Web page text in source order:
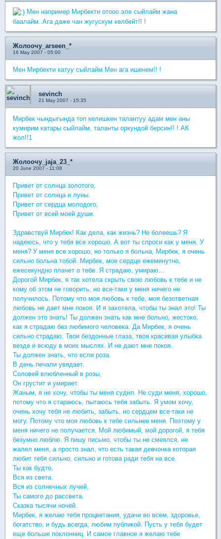
Мен например Мирбекти отооо эле сыйлайм жана
баалайм..Ага даже чан жугускум келбейт!! !
Жолоочу_arseen_*
16 May 2007 - 05:00
Мен Мирбекти катуу сыйлайм.Мен ага ишенем!! !
sevinch
21 May 2007 - 15:35
Мирбек чындыгында топ келишкен талантуу адам мен аны
кумирим катары сыйлайм, таланты оркундой берсин!! ! АК
жол!!1
Жолоочу_jaja_23_*
20 June 2007 - 11:08
Привет от солнца золотого,
Привет от солнца и луны.
Привет от сердца молодого,
Привет от всей моей души.
Здравствуй Мирбек! Как дела, как жизнь? Не болеешь? Я
надеюсь, что у тебя все хорошо. А вот ты спроси как у меня. У
меня? У меня все хорошо, но только я больна, Мирбек, я очень
сильно больна тобой. Мирбек, мое сердце ежеминутно,
ежесекундно плачет о тебе. Я страдаю, умираю…
Дорогой Мирбек, я так хотела скрыть свою любовь к тебе и не
кому об этом не говорить, но все-таки у меня ничего не
получилось. Потому что моя любовь к тебе, моя безответная
любовь не дает мне покоя. И я захотела, чтобы ты знал это! Ты
должен это знать! Ты должен знать как мне больно, жестоко,
как я страдаю без любимого человека. Да Мирбек, я очень
сильно страдаю. Твои бездонные глаза, твоя красивая улыбка
везде и всюду в моих мыслях. И не дают мне покоя.
Ты должен знать, что если роза.
В день печали увядает.
Соловей влюбленный в розы,
Он грустит и умирает.
Жаным, я не хочу, чтобы ты меня судил. Не суди меня, хорошо,
потому что я стараюсь, пытаюсь тебя забыть. Я умом хочу,
очень хочу тебя не любить, забыть, но сердцем все-таки не
могу. Потому что моя любовь к тебе сильнее меня. Поэтому у
меня ничего не получается. Мой любимый, мой дорогой, я тебя
безумно люблю. Я пишу письмо, чтобы ты не смеялся, не
жалел меня, а просто знал, что есть такая девчонка которая
любит тебя сильно, сильно и готова ради тебя на все.
Ты как будто,
Вся из света.
Вся из солнечных лучей,
Ты самого до рассвета,
Сказка тысячи ночей.
Мирбек, я желаю тебя процветания, удачи во всем, здоровье,
богатство, и будь всегда, любим публикой. Пусть у тебя будет
еще больше поклонниц. И самое главное я желаю тебе